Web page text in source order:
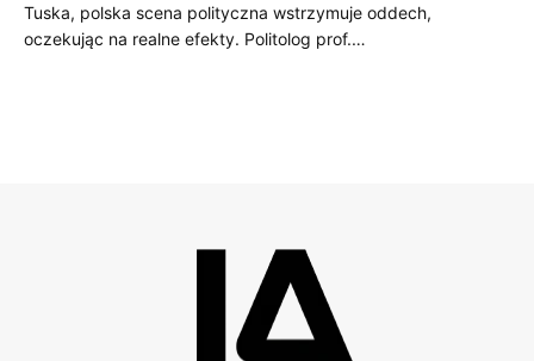
Tuska, polska scena polityczna wstrzymuje oddech,
oczekując na realne efekty. Politolog prof.…